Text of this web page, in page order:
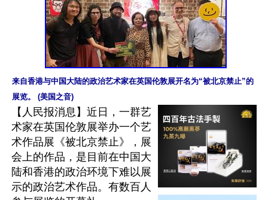
来自香港与中国大陆的政治艺术家在英国伦敦展开名为“被北京禁止”的
展览。 (美国之音)
【人民报消息】近日，一群艺
术家在英国伦敦展举办一个艺
术作品展《被北京禁止》，展
会上的作品，是目前在中国大
陆和香港的政治环境下难以展
示的政治艺术作品。有数百人